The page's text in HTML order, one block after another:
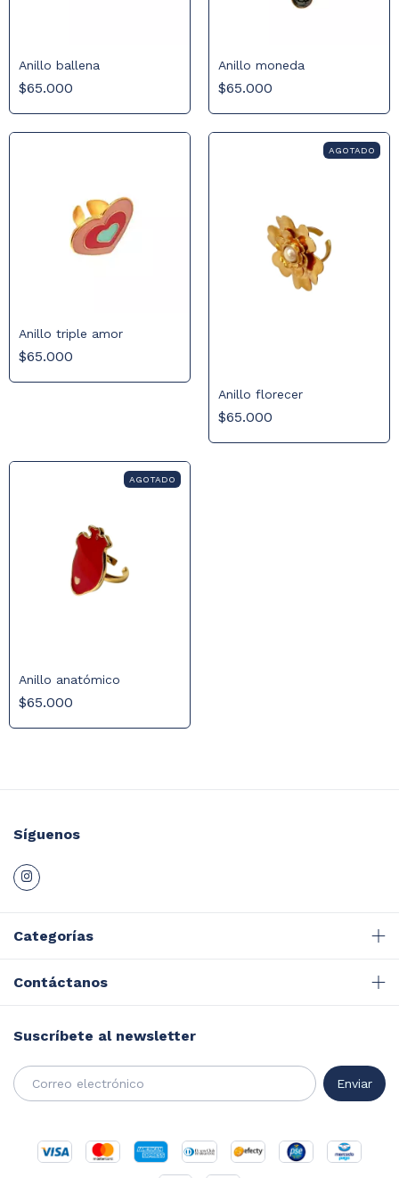
Anillo ballena
$65.000
Anillo moneda
$65.000
Anillo triple amor
$65.000
AGOTADO
Anillo florecer
$65.000
AGOTADO
Anillo anatómico
$65.000
Síguenos
Categorías
Contáctanos
Suscríbete al newsletter